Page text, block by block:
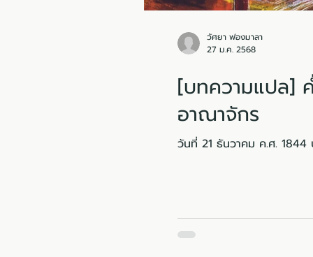
[บทความแปล]
อาณาจักร
วันที่ 21 ธันวาคม ค.ศ. 1844
วัศยา ฟองมาลา
27 ม.ค. 2568